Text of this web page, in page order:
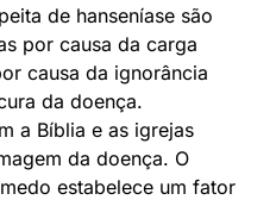
de hanseníase são
por causa da carga
causa da ignorância
da doença.
a Bíblia e as igrejas
da doença. O
estabelece um fator